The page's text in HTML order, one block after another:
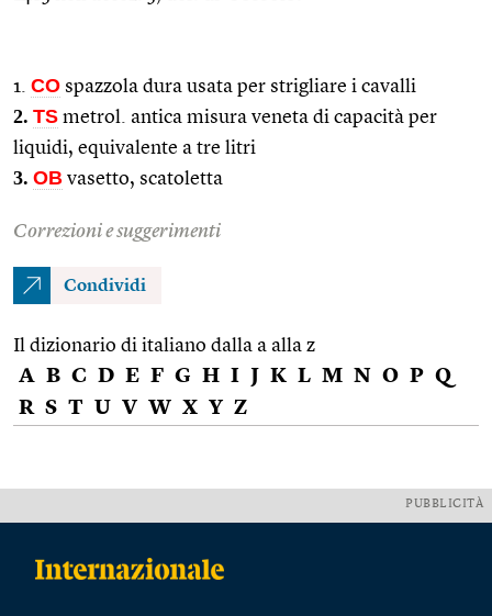
1. CO spazzola dura usata per strigliare i cavalli
2. TS metrol. antica misura veneta di capacità per
liquidi, equivalente a tre litri
3. OB vasetto, scatoletta
Correzioni e suggerimenti
Condividi
Il dizionario di italiano dalla a alla z
A B C D E F G H I J K L M N O P Q
R S T U V W X Y Z
PUBBLICITÀ